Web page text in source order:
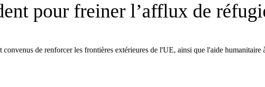
pour freiner l’afflux de
de renforcer les frontières extérieures de l'UE, ainsi que l'aide